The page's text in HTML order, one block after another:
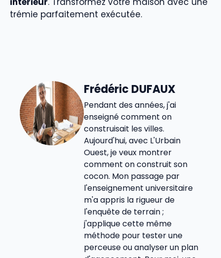
trémie parfaitement exécutée.
Frédéric DUFAUX
Pendant des années, j'ai
enseigné comment on
construisait les villes.
Aujourd'hui, avec L'Urbain
Ouest, je veux montrer
comment on construit son
cocon. Mon passage par
l'enseignement universitaire
m'a appris la rigueur de
l'enquête de terrain ;
j'applique cette même
méthode pour tester une
perceuse ou analyser un plan